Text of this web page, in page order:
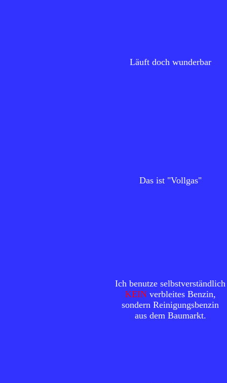
Läuft doch wunderbar
Das ist "Vollgas"
Ich benutze selbstverständlich
KEINverbleites Benzin,
sondern Reinigungsbenzin
aus dem Baumarkt.